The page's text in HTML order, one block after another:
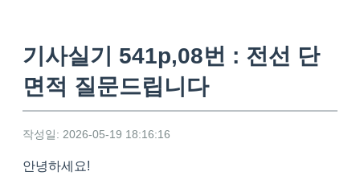
기사실기 541p,08번 : 전선 단
면적 질문드립니다
작성일: 2026-05-19 18:16:16
안녕하세요!